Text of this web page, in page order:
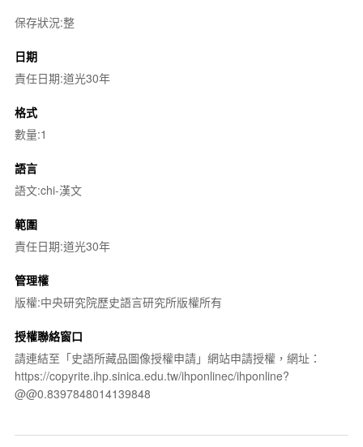
保存狀況:整
日期
責任日期:道光30年
格式
數量:1
語言
語文:chi-漢文
範圍
責任日期:道光30年
管理權
版權:中央研究院歷史語言研究所版權所有
授權聯絡窗口
請連結至「史語所藏品圖像授權申請」網站申請授權，網址：
https://copyrite.ihp.sinica.edu.tw/ihponlinec/ihponline?
@@0.8397848014139848